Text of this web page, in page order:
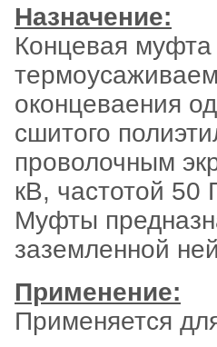
Назначение:
Концевая муфта
оконцеваения
сшитого
проволочным
кВ, частотой 50
Муфты
заземленной
Применение:
Применяется